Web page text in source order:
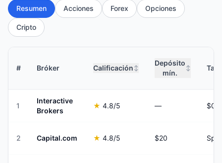
Resumen Acciones Forex Opciones
Cripto
# Bróker Calificación ↕
Depósito
mín.
↕
1
Interactive
Brokers
★ 4.8/5 —
2 Capital.com ★ 4.8/5 $20